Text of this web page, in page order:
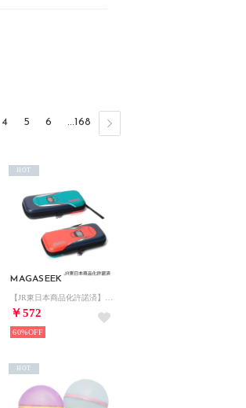
4 5 6 ...168
MAGASEEK
￥572
HOT
60%
HOT